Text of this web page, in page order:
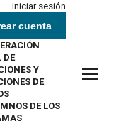
Iniciar sesión
cuenta
DE
Y
DE
DE LOS